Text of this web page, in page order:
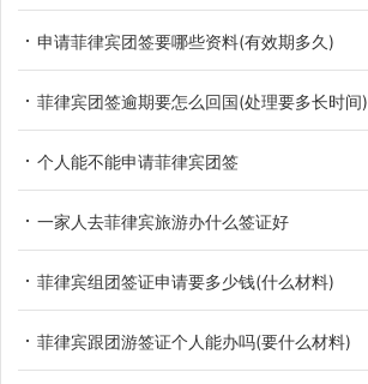
申请菲律宾团签要哪些资料(有效期多久)
菲律宾团签逾期要怎么回国(处理要多长时间)
个人能不能申请菲律宾团签
一家人去菲律宾旅游办什么签证好
菲律宾组团签证申请要多少钱(什么材料)
菲律宾跟团游签证个人能办吗(要什么材料)